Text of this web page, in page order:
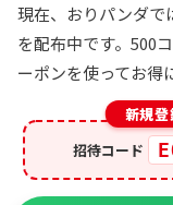
現在、おりパンダで
を配布中です。500
ーポンを使ってお得
新規登
招待コード